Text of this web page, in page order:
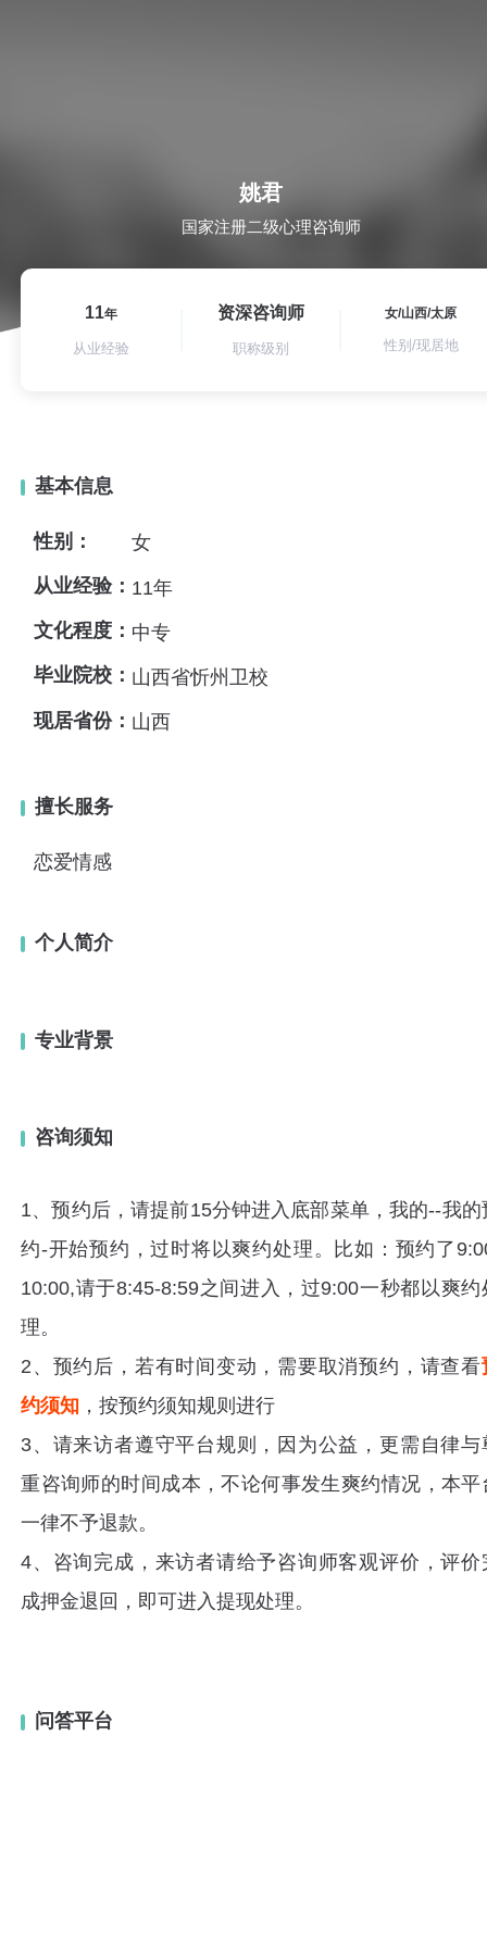
姚君
国家注册二级心理咨询师
11年
从业经验
资深咨询师
职称级别
女/山西/太原
性别/现居地
基本信息
性别：
女
从业经验： 11年
文化程度： 中专
毕业院校： 山西省忻州卫校
现居省份： 山西
擅长服务
恋爱情感
个人简介
专业背景
咨询须知
1、预约后，请提前15分钟进入底部菜单，我的--我的
约-开始预约，过时将以爽约处理。比如：预约了
10:00,请于8:45-8:59之间进入，过9:00一秒都以爽约
理。
2、预约后，若有时间变动，需要取消预约，请查看
约须知 ，按预约须知规则进行
3、请来访者遵守平台规则，因为公益，更需自律与
重咨询师的时间成本，不论何事发生爽约情况，本平
一律不予退款。
4、咨询完成，来访者请给予咨询师客观评价，评价
成押金退回，即可进入提现处理。
问答平台